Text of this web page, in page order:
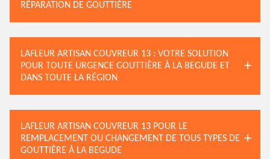
RÉPARATION DE GOUTTIÈRE
LAFLEUR ARTISAN COUVREUR 13 : VOTRE SOLUTION
POUR TOUTE URGENCE GOUTTIÈRE À LA BEGUDE ET
DANS TOUTE LA RÉGION
LAFLEUR ARTISAN COUVREUR 13 POUR LE
REMPLACEMENT OU CHANGEMENT DE TOUS TYPES DE
GOUTTIÈRE À LA BEGUDE